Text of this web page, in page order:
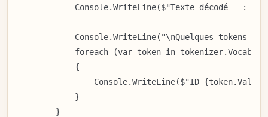
Console.WriteLine($"Texte décodé   :
Console.WriteLine("\nQuelques tokens du
foreach (var token in
            {
Console.WriteLine($"ID
            }
        }